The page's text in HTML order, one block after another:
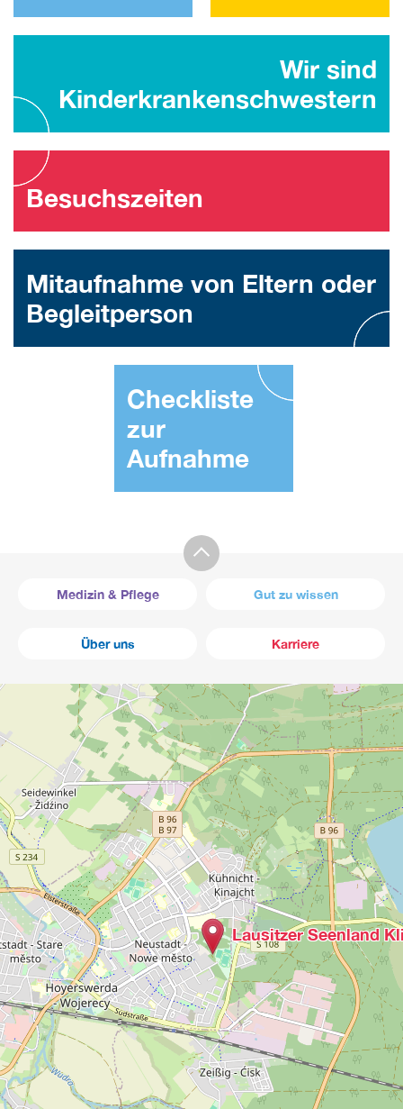
Wir sind
Kinderkrankenschwestern
Besuchszeiten
Mitaufnahme von Eltern oder
Begleitperson
Checkliste
zur
Aufnahme
Medizin & Pflege Gut zu wissen
Über uns Karriere
Lausitzer Seenland